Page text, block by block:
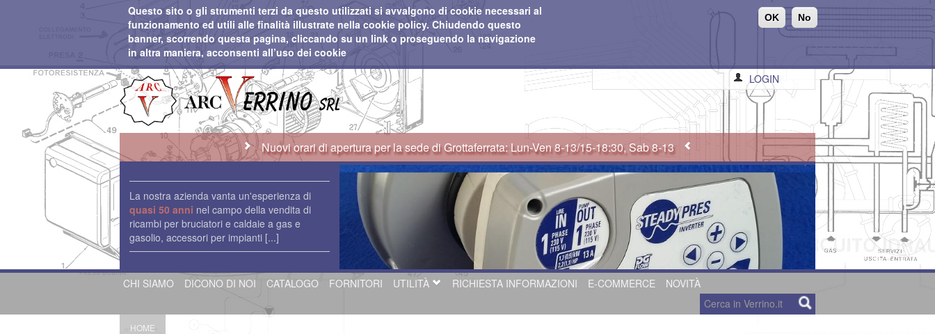
Questo sito o gli strumenti terzi da questo utilizzati si avvalgono di cookie necessari al
funzionamento ed utili alle finalità illustrate nella cookie policy. Chiudendo questo
banner, scorrendo questa pagina, cliccando su un link o proseguendo la navigazione
in altra maniera, acconsenti all’uso dei cookie
OK No
LOGIN
Nuovi orari di apertura per la sede di Grottaferrata: Lun-Ven 8-13/15-18:30, Sab 8-13
La nostra azienda vanta un'esperienza di
quasi 50 anni nel campo della vendita di
ricambi per bruciatori e caldaie a gas e
gasolio, accessori per impianti [...]
CHI SIAMO DICONO DI NOI CATALOGO FORNITORI UTILITÀ RICHIESTA INFORMAZIONI E-COMMERCE NOVITÀ
HOME